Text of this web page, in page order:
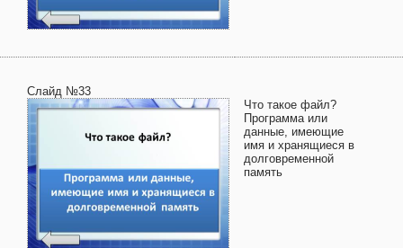
Слайд №33
Что такое файл?
Программа или
данные, имеющие
имя и хранящиеся в
долговременной
память